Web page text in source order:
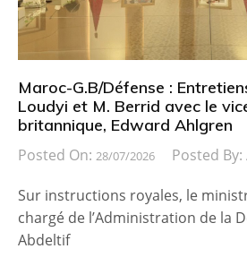
Maroc-G.B/Défense :
Loudyi et M. Berrid avec le
britannique, Edward Ahlgren
Posted On: 28/07/2026 Posted By:
Sur instructions royales, le
chargé de l’Administration de la
Abdeltif